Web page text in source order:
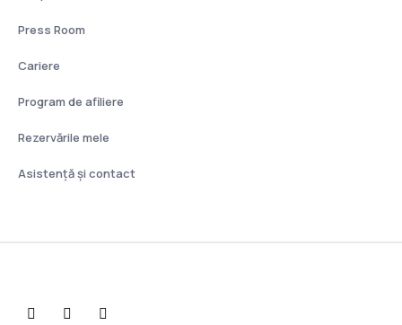
Press Room
Cariere
Program de afiliere
Rezervările mele
Asistenţă şi contact